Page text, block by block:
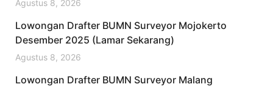
Agustus 8, 2026
Lowongan Drafter BUMN Surveyor Mojokerto
Desember 2025 (Lamar Sekarang)
Agustus 8, 2026
Lowongan Drafter BUMN Surveyor Malang